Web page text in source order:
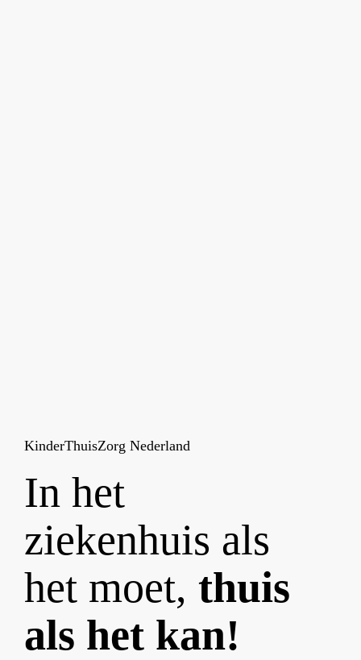
KinderThuisZorg Nederland
In het
ziekenhuis als
het moet,thuis
als het kan!